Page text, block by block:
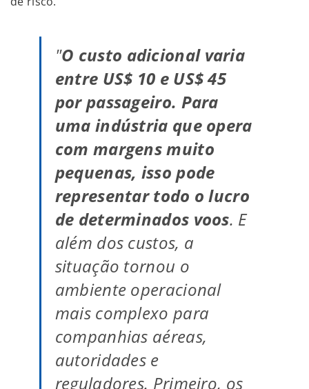
"O custo adicional varia
entre US$ 10 e US$ 45
por passageiro. Para
uma indústria que opera
com margens muito
pequenas, isso pode
representar todo o lucro
de determinados voos. E
além dos custos, a
situação tornou o
ambiente operacional
mais complexo para
companhias aéreas,
autoridades e
reguladores. Primeiro, os